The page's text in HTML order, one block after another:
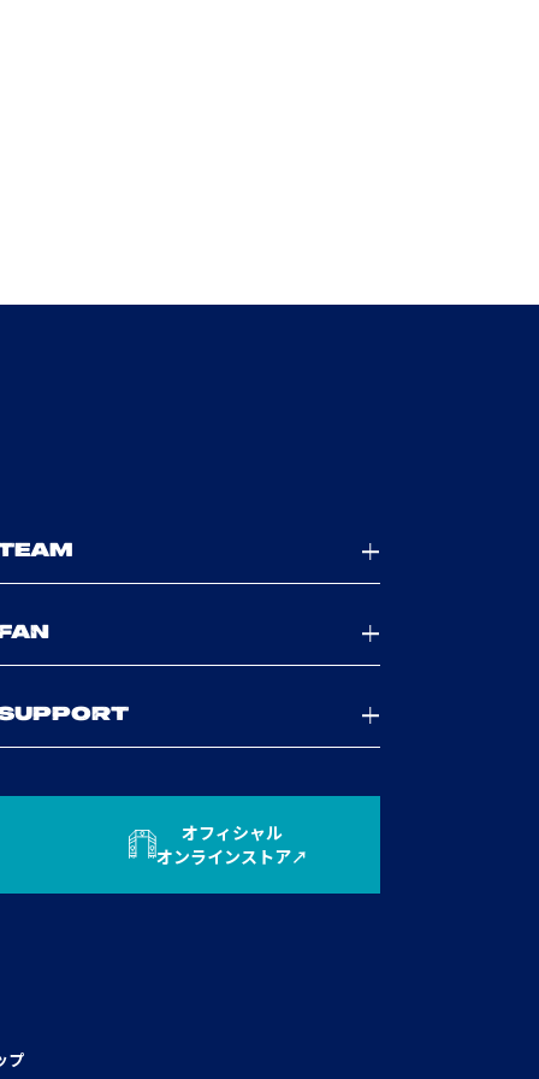
オフィシャル
オンラインストア
プ